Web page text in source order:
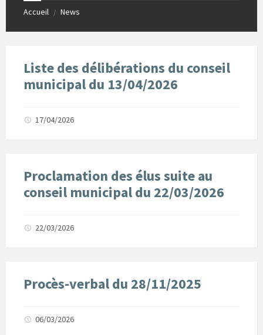
Accueil / News
Liste des délibérations du conseil
municipal du 13/04/2026
17/04/2026
Proclamation des élus suite au
conseil municipal du 22/03/2026
22/03/2026
Procès-verbal du 28/11/2025
06/03/2026